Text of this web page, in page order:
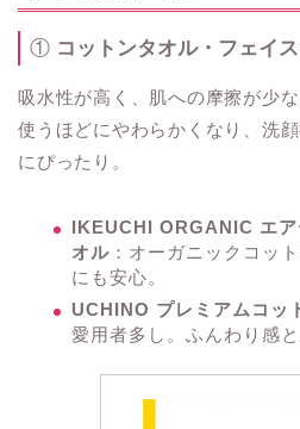
① コットンタオル・フェイ
吸水性が高く、肌への摩擦が少な
使うほどにやわらかくなり、洗
にぴったり。
IKEUCHI ORGANIC エア
オル ：オーガニックコッ
にも安心。
UCHINO プレミアムコッ
愛用者多し。ふんわり感